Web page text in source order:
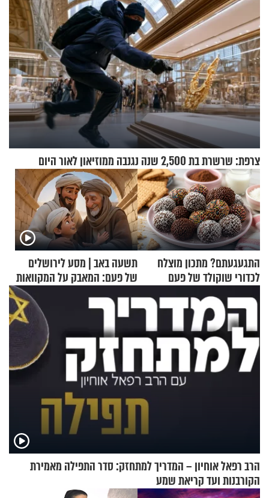
צרפת: שרשרת בת 2,500 שנה נגנבה ממוזיאון לאור היום
התגעגעתם? מתכון מוצלח
לכדורי שוקולד של פעם
תשעה באב | מסע לירושלים
של פעם: המאבק על המקוואות
הרב רפאל אוחיון – המדריך למתחזק: סדר התפילה מאמירת
הקורבנות ועד קריאת שמע